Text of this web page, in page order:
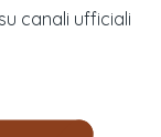
canali ufficiali